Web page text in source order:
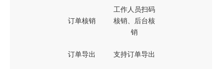
订单核销
工作人员扫码
核销、后台核
销
订单导出 支持订单导出